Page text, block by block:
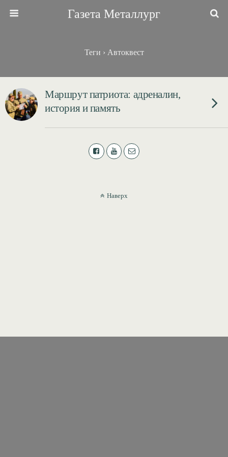
Газета Металлург
Теги › Автоквест
Маршрут патриота: адреналин,
история и память
Наверх